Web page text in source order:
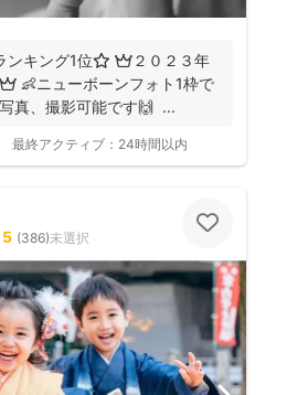
キング1位⭐️ 👑２０２３年
👶ニューボーンフォト1枠で
真、撮影可能です🙌 ...
最終アクティブ： 24時間以内
5 (386)未選択